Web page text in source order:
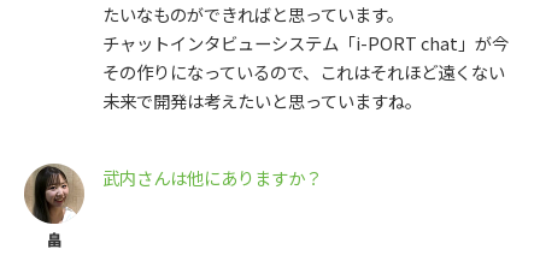
たいなものができればと思っています。
チャットインタビューシステム「i-PORT chat」が今
その作りになっているので、これはそれほど遠くない
未来で開発は考えたいと思っていますね。
武内さんは他にありますか？